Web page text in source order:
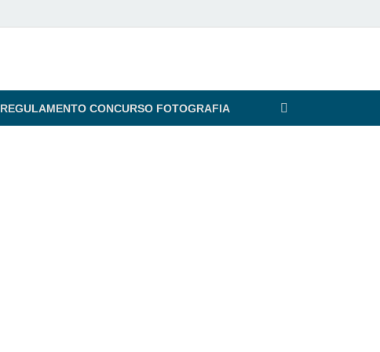
REGULAMENTO CONCURSO FOTOGRAFIA